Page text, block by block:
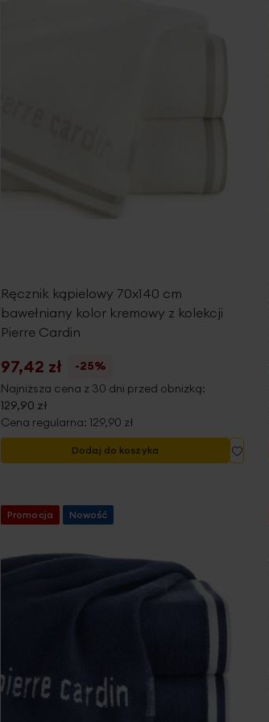
Ręcznik kąpielowy 70x140 cm
bawełniany kolor kremowy z kolekcji
Pierre Cardin
97,42 zł
-25%
Najniższa cena z 30 dni przed obniżką:
129,90 zł
Cena regularna: 129,90 zł
Dodaj do koszyka
do
Promocja Nowość